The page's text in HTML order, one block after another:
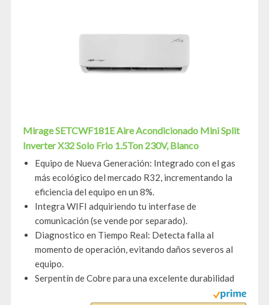
Mirage SETCWF181E Aire Acondicionado Mini Split
Inverter X32 Solo Frio 1.5Ton 230V, Blanco
Equipo de Nueva Generación: Integrado con el gas
más ecológico del mercado R32, incrementando la
eficiencia del equipo en un 8%.
Integra WIFI adquiriendo tu interfase de
comunicación (se vende por separado).
Diagnostico en Tiempo Real: Detecta falla al
momento de operación, evitando daños severos al
equipo.
Serpentín de Cobre para una excelente durabilidad